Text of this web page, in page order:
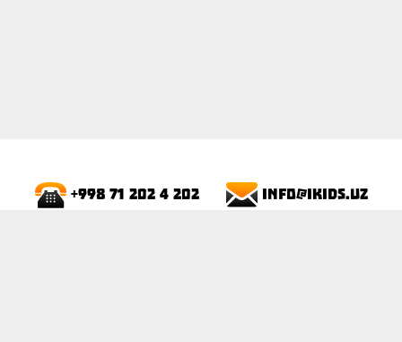
+998 71 202 4 202 info@ikids.uz